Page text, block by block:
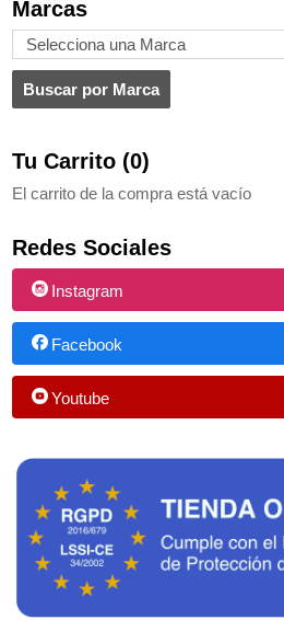
Marcas
Tu Carrito (0)
El carrito de la compra está vacío
Redes Sociales
Instagram
Facebook
Youtube